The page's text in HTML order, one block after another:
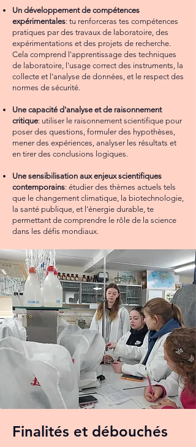
Un développement de compétences
expérimentales: tu renforceras tes compétences
pratiques par des travaux de laboratoire, des
expérimentations et des projets de recherche.
Cela comprend l'apprentissage des techniques
de laboratoire, l'usage correct des instruments, la
collecte et l'analyse de données, et le respect des
normes de sécurité.
Une capacité d'analyse et de raisonnement
critique: utiliser le raisonnement scientifique pour
poser des questions, formuler des hypothèses,
mener des expériences, analyser les résultats et
en tirer des conclusions logiques.
Une sensibilisation aux enjeux scientifiques
contemporains: étudier des thèmes actuels tels
que le changement climatique, la biotechnologie,
la santé publique, et l'énergie durable, te
permettant de comprendre le rôle de la science
dans les défis mondiaux.
Finalités et débouchés